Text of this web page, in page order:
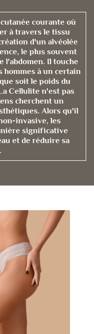
courante où
à travers le tissu
d'un alvéolée
le plus souvent
l'abdomen. Il touche
hommes à un certain
soit le poids du
Cellulite n'est pas
cherchent un
Alors qu'il
invasive, les
significative
et de réduire sa